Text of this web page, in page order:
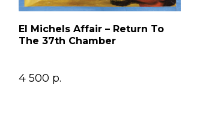
El Michels Affair – Return To
The 37th Chamber
4 500 р.